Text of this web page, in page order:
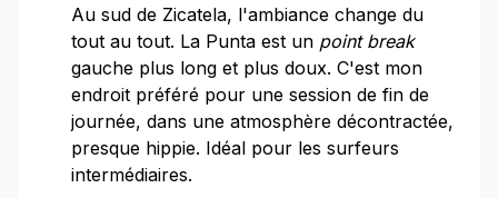
Au sud de Zicatela, l'ambiance change du
tout au tout. La Punta est un point break
gauche plus long et plus doux. C'est mon
endroit préféré pour une session de fin de
journée, dans une atmosphère décontractée,
presque hippie. Idéal pour les surfeurs
intermédiaires.